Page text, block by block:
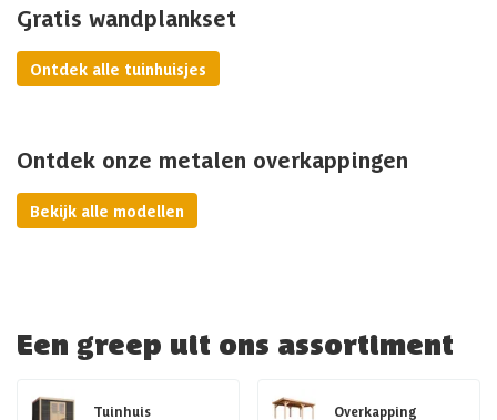
Gratis wandplankset
Ontdek alle tuinhuisjes
Ontdek onze metalen overkappingen
Bekijk alle modellen
Een greep uit ons assortiment
Tuinhuis Overkapping